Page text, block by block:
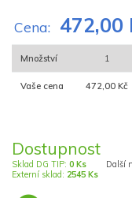
Cena: 472,00
Množství 1
Vaše cena 472,00 Kč
Dostupnost
Sklad DG TIP: 0 Ks
Externí sklad: 2545 Ks
Další